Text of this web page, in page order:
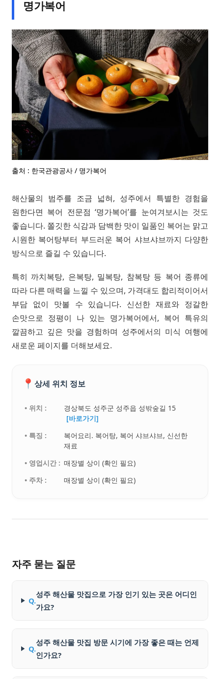
명가복어
출처 : 한국관광공사 / 명가복어
해산물의 범주를 조금 넓혀, 성주에서 특별한 경험을
원한다면 복어 전문점 ‘명가복어’를 눈여겨보시는 것도
좋습니다. 쫄깃한 식감과 담백한 맛이 일품인 복어는 맑고
시원한 복어탕부터 부드러운 복어 샤브샤브까지 다양한
방식으로 즐길 수 있습니다.
특히 까치복탕, 은복탕, 밀복탕, 참복탕 등 복어 종류에
따라 다른 매력을 느낄 수 있으며, 가격대도 합리적이어서
부담 없이 맛볼 수 있습니다. 신선한 재료와 정갈한
손맛으로 정평이 나 있는 명가복어에서, 복어 특유의
깔끔하고 깊은 맛을 경험하며 성주에서의 미식 여행에
새로운 페이지를 더해보세요.
📍 상세 위치 정보
• 위치 :
경상북도 성주군 성주읍 성밖숲길 15
[바로가기]
• 특징 :
복어요리. 복어탕, 복어 샤브샤브, 신선한
재료
• 영업시간 : 매장별 상이 (확인 필요)
• 주차 :
매장별 상이 (확인 필요)
자주 묻는 질문
Q.
성주 해산물 맛집으로 가장 인기 있는 곳은 어디인
가요?
Q.
성주 해산물 맛집 방문 시기에 가장 좋은 때는 언제
인가요?